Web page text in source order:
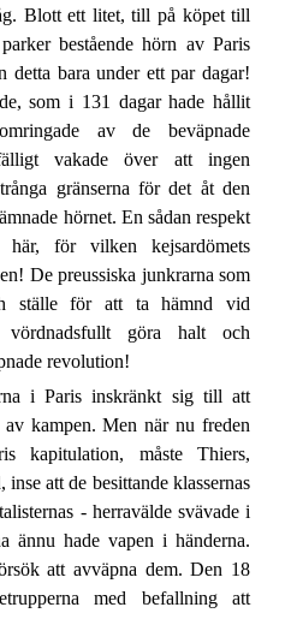
Blott ett litet, till på köpet till
bestående hörn av Paris
detta bara under ett par dagar!
som i 131 dagar hade hållit
av de beväpnade
vakade över att ingen
gränserna för det åt den
hörnet. En sådan respekt
här, för vilken kejsardömets
De preussiska junkrarna som
ställe för att ta hämnd vid
vördnadsfullt göra halt och
revolution!
i Paris inskränkt sig till att
kampen. Men när nu freden
kapitulation, måste Thiers,
att de besittande klassernas
- herravälde svävade i
ännu hade vapen i händerna.
att avväpna dem. Den 18
med befallning att